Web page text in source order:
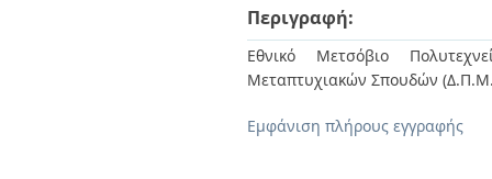
Περιγραφή:
Εθνικό Μετσόβιο
Μεταπτυχιακών Σπουδών
Εμφάνιση πλήρους εγγραφής